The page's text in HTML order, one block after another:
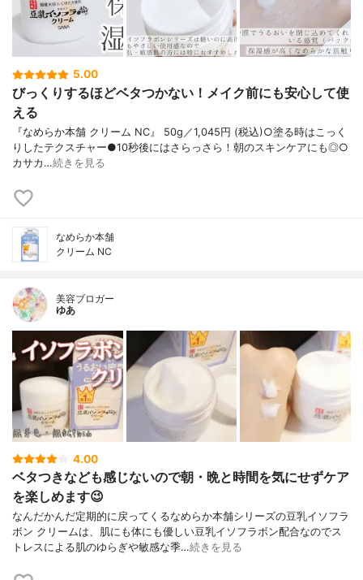
5.00
びっくりするほどベタつかない！メイク前にも安心して使
える
『なめらか本舗 クリーム NC』 50g／1,045円 (税込)○塗る時はこっく
りしたテクスチャー●10秒後にはさらっさら！朝のスキンケアにも◎○
カサカ…続きを見る
なめらか本舗
クリーム NC
美容ブロガー
ゆあ
4.00
ベタつきなども感じないので朝・晩と時間を気にせずケア
を楽しめます😉
なんだかんだ定期的に戻ってくるなめらか本舗シリーズの豆乳イソフラ
ボン クリームは、肌にも体にも優しい豆乳イソフラボン配合なのでス
トレスによる肌のゆらぎや敏感な季…続きを見る